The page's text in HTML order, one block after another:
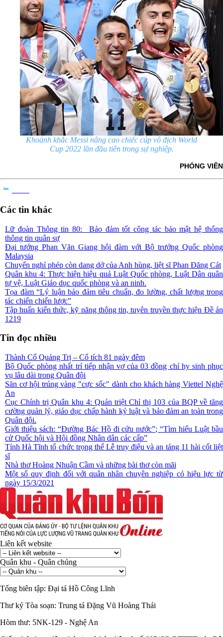
Khoảnh khắc Messi nâng cao chiếc cúp vô địch World
Cup 2022 lần đầu tiên trong sự nghiệp.
PHÓNG VIÊN
Các tin khác
Lữ đoàn Thông tin 80: Bảo đảm tốt công tác bảo mật hệ thống
thông tin quân sự
Đại tướng Phan Văn Giang hội đàm với Bộ trưởng Quốc phòng
Malaysia
Chuyến nghỉ phép còn dang dở của Anh hùng, liệt sĩ Phan Đăng Cát
Quân khu 4: Thực hiện hiệu quả Luật Quốc phòng, Luật Dân quân
tự vệ, Luật Giáo dục quốc phòng và an ninh.
Tọa đàm “Lý luận bảo đảm tiêu chuẩn, đo lường, chất lượng trong
tác chiến chiến lược”
Tập huấn kiến thức, kỹ năng thông tin, tuyên truyền thực hiện Đề án
1219
Tin đọc nhiều
Thành Cổ Quảng Trị – Cổ tích 81 ngày đêm
Bộ Quốc phòng nhất trí tiếp nhận vợ của 03 đồng chí hy sinh phục
vụ lâu dài trong Quân đội
Săn cơ hội trúng vàng "cực sốc" dành cho khách hàng Viettel Nghệ
An
Cục Chính trị Quân khu 4: Quán triệt Chỉ thị 103 của BQP về tăng
cường quản lý, giáo dục chấp hành kỷ luật và bảo đảm an toàn trong
Quân đội.
Giới thiệu sách: “Đường Bác Hồ đi cứu nước”; “Tìm hiểu Luật bầu
cử Quốc hội và Hội đồng Nhân dân các cấp”
Tỉnh Hà Tĩnh tổ chức trọng thể Lễ truy điệu và an táng 11 hài cốt liệt
sĩ
Nhà thơ Hoàng Nhuận Cầm và những bài thơ còn mãi
Một số quy định đối với quân nhân chuyên nghiệp có hiệu lực từ
ngày 15/3/2021
Liên kết website
Quân khu - Quân chủng
Tổng biên tập: Đại tá Hồ Công Lĩnh
Thư ký Tòa soạn: Trung tá Đặng Vũ Hoàng Thái
Hòm thư: 5NK-129 - Nghệ An